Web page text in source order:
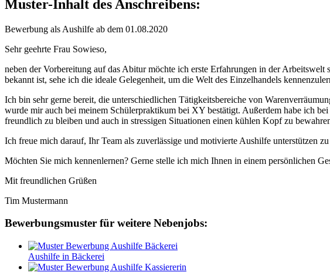
Muster-Inhalt des Anschreibens:
Bewerbung als Aushilfe ab dem 01.08.2020
Sehr geehrte Frau Sowieso,
neben der Vorbereitung auf das Abitur möchte ich erste Erfahrungen in der
bekannt ist, sehe ich die ideale Gelegenheit, um die Welt des Einzelhandels
Ich bin sehr gerne bereit, die unterschiedlichen Tätigkeitsbereiche von
wurde mir auch bei meinem Schülerpraktikum bei XY bestätigt. Außerdem habe ich
freundlich zu bleiben und auch in stressigen Situationen einen kühlen Kopf zu
Ich freue mich darauf, Ihr Team als zuverlässige und motivierte Aushilfe unterstützen
Möchten Sie mich kennenlernen? Gerne stelle ich mich Ihnen in einem persönlichen
Mit freundlichen Grüßen
Tim Mustermann
Bewerbungsmuster für weitere Nebenjobs:
Aushilfe in Bäckerei